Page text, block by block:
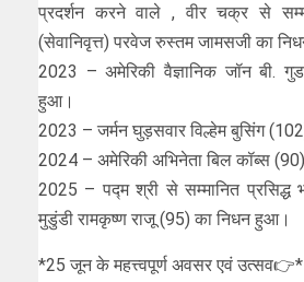
प्रदर्शन करने वाले , वीर चक्र से
(सेवानिवृत्त) परवेज रुस्तम जामसजी का
2023 – अमेरिकी वैज्ञानिक जॉन बी.
हुआ।
2023 – जर्मन घुड़सवार विल्हेम बुसिंग
2024 – अमेरिकी अभिनेता बिल कॉब्स
2025 – पद्म श्री से सम्मानित प्रसिद्ध
मुडुंडी रामकृष्ण राजू (95) का निधन हुआ।
*25 जून के महत्त्वपूर्ण अवसर एवं उत्सव👉*